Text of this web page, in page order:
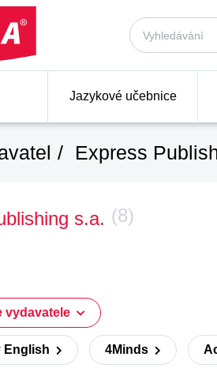
Jazykové učebnice
Express
s.a. (8)
vydavatele
English 4Minds